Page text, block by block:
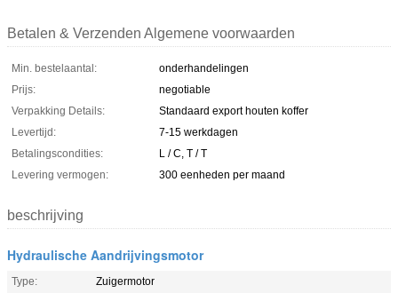
Betalen & Verzenden Algemene voorwaarden
Min. bestelaantal:
onderhandelingen
Prijs:
negotiable
Verpakking Details:
Standaard export houten koffer
Levertijd:
7-15 werkdagen
Betalingscondities:
L / C, T / T
Levering vermogen:
300 eenheden per maand
beschrijving
Hydraulische Aandrijvingsmotor
Type:
Zuigermotor